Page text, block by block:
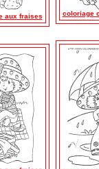
aux fraises coloriage